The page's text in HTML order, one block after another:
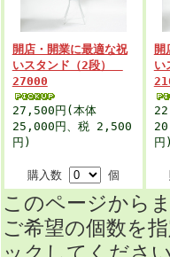
開店・開業に最適な祝
いスタンド（2段）
27000
27,500円 (本体
25,000円、税 2,500
円)
購入数 個
開
い
このページから
ご希望の個数を